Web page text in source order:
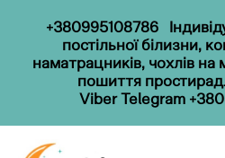
+380995108786
постільної білизни,
наматрацників, чохлів
пошиття
Viber Telegram